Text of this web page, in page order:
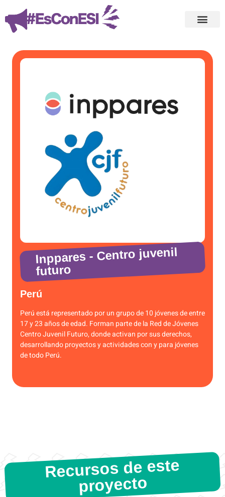
Inppares - Centro juvenil
futuro
Perú
Perú está representado por un grupo de 10 jóvenes de entre
17 y 23 años de edad. Forman parte de la Red de Jóvenes
Centro Juvenil Futuro, donde activan por sus derechos,
desarrollando proyectos y actividades con y para jóvenes
de todo Perú.
Recursos de este
proyecto